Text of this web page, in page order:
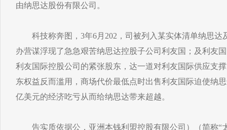
由纳思达股份有限公司。
科技称奔图，3年6月202，司被列入某实体清单纳思达
办营谋浮现了急急艰苦纳思达控股子公司利友国；及利友
利友国际控股公司的紧张股东，达一道对利友国际供应支
东权益反而滥用，商场代价最低点时出售利友国际迫使纳
亿美元的经济吃亏从而给纳思达带来超越。
告实质依据公，亚洲本钱利盟控股有限公司）（简称“